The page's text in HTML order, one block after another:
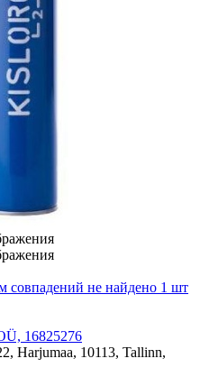
совпадений не найдено 1 шт
16825276
Harjumaa, 10113, Tallinn,